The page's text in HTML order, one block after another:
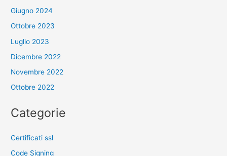
Giugno 2024
Ottobre 2023
Luglio 2023
Dicembre 2022
Novembre 2022
Ottobre 2022
Categorie
Certificati ssl
Code Signing